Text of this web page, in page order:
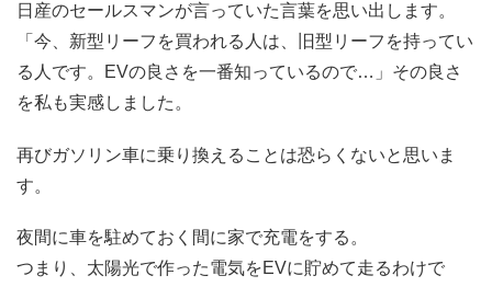
日産のセールスマンが言っていた言葉を思い出します。
「今、新型リーフを買われる人は、旧型リーフを持ってい
る人です。EVの良さを一番知っているので…」その良さ
を私も実感しました。
再びガソリン車に乗り換えることは恐らくないと思いま
す。
夜間に車を駐めておく間に家で充電をする。
つまり、太陽光で作った電気をEVに貯めて走るわけで